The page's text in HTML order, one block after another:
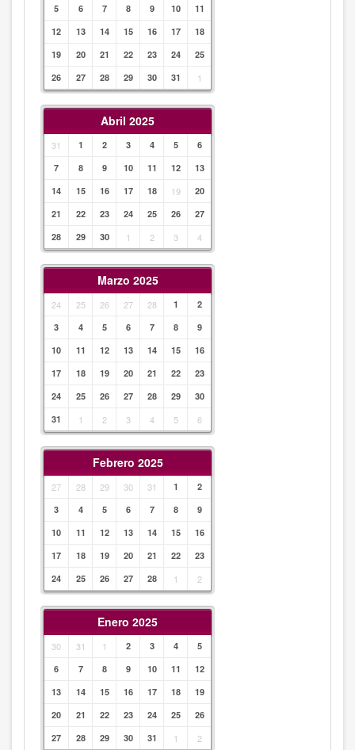
5 6 7 8 9 10
11
12
13 14 15 16 17
18
19
20 21 22 23 24
25
26
27 28 29 30 31 1
Abril 2025
31 1 2 3 4 5
6
7
8 9 10 11 12
13
14
15 16 17 18 19
20
21
22 23 24 25 26
27
28
29 30 1 2 3 4
Marzo 2025
24 25 26 27 28 1
2
3
4 5 6 7 8
9
10
11 12 13 14 15
16
17
18 19 20 21 22
23
24
25 26 27 28 29
30
31
1 2 3 4 5 6
Febrero 2025
27 28 29 30 31 1
2
3
4 5 6 7 8
9
10
11 12 13 14 15
16
17
18 19 20 21 22
23
24
25 26 27 28 1 2
Enero 2025
30 31 1 2 3 4
5
6
7 8 9 10 11
12
13
14 15 16 17 18
19
20
21 22 23 24 25
26
27
28 29 30 31 1 2